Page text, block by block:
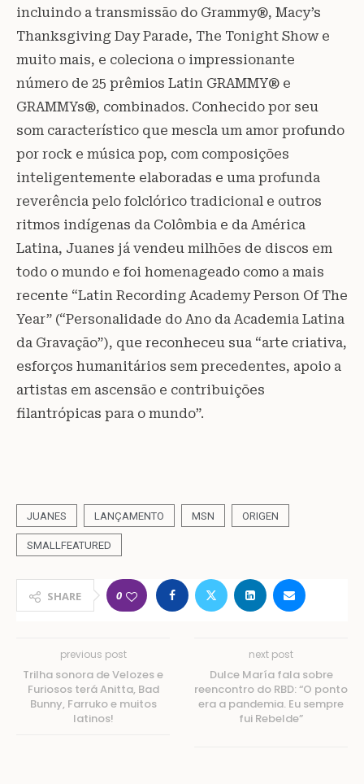
incluindo a transmissão do Grammy®, Macy’s
Thanksgiving Day Parade, The Tonight Show e
muito mais, e coleciona o impressionante
número de 25 prêmios Latin GRAMMY® e
GRAMMYs®, combinados. Conhecido por seu
som característico que mescla um amor profundo
por rock e música pop, com composições
inteligentemente elaboradas e uma profunda
reverência pelo folclórico tradicional e outros
ritmos indígenas da Colômbia e da América
Latina, Juanes já vendeu milhões de discos em
todo o mundo e foi homenageado como a mais
recente “Latin Recording Academy Person Of The
Year” (“Personalidade do Ano da Academia Latina
da Gravação”), que reconheceu sua “arte criativa,
esforços humanitários sem precedentes, apoio a
artistas em ascensão e contribuições
filantrópicas para o mundo”.
JUANES LANÇAMENTO MSN ORIGEN
SMALLFEATURED
SHARE 0
previous post
Trilha sonora de Velozes e
Furiosos terá Anitta, Bad
Bunny, Farruko e muitos
latinos!
next post
Dulce María fala sobre
reencontro do RBD: “O ponto
era a pandemia. Eu sempre
fui Rebelde”